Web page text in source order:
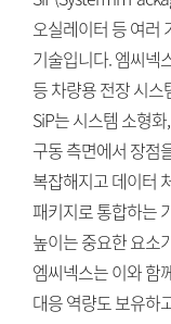
오실레이터 등 여러
기술입니다. 엠씨넥
등 차량용 전장 시
SiP는 시스템 소형
구동 측면에서 장점
복잡해지고 데이터
패키지로 통합하는
높이는 중요한 요소
엠씨넥스는 이와 함
대응 역량도 보유하